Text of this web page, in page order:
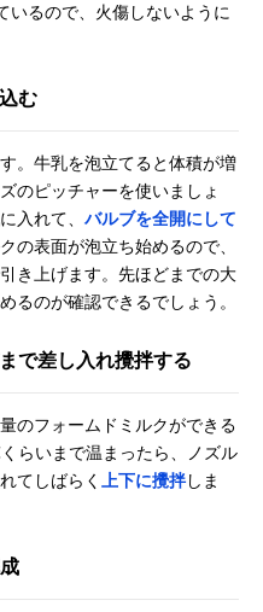
るので、火傷しないように
む
。牛乳を泡立てると体積が増
のピッチャーを使いましょ
入れて、 バルブを全開にして
の表面が泡立ち始めるので、
き上げます。先ほどまでの大
るのが確認できるでしょう。
で差し入れ攪拌する
のフォームドミルクができる
らいまで温まったら、ノズル
てしばらく
上下に攪拌しま